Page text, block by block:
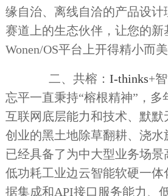
缘自治、离线自洽的产品设计
赛道上的生态伙伴，让您的新
Wonen/OS平台上开得精小而美
二、共榕： I-thinks+
忘平一直秉持“榕根精神”，多
互联网底层能力和技术、默默
创业的黑土地除草翻耕、浇水
已经具备了为中大型业务场景
低功耗工业边云智能软硬一体
据集成和API接口服务能力、